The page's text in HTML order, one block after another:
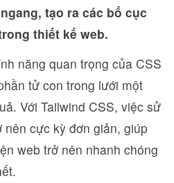
tạo ra các bố cục
thiết kế web.
năng quan trọng của CSS
tử con trong lưới một
Với Tailwind CSS, việc sử
cực kỳ đơn giản, giúp
web trở nên nhanh chóng